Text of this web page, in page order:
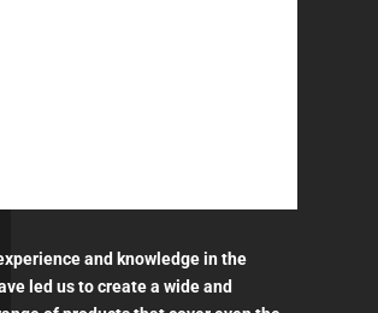
and knowledge in the
led us to create a wide and